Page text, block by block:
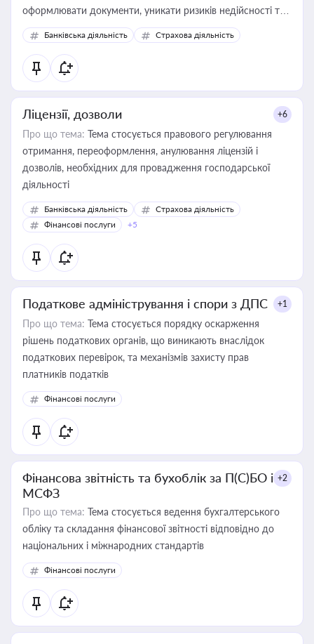
оформлювати документи, уникати ризиків недійсності та
забезпечувати їх належне прийняття органами влади та
контрагентами
Банківська діяльність Страхова діяльність
Ліцензії, дозволи +6
Про що тема: Тема стосується правового регулювання
отримання, переоформлення, анулювання ліцензій і
дозволів, необхідних для провадження господарської
діяльності
Банківська діяльність
Страхова діяльність
Фінансові послуги
+5
Податкове адміністрування і спори з ДПС +1
Про що тема: Тема стосується порядку оскарження
рішень податкових органів, що виникають внаслідок
податкових перевірок, та механізмів захисту прав
платників податків
Фінансові послуги
Фінансова звітність та бухоблік за П(С)БО і
МСФЗ
+2
Про що тема: Тема стосується ведення бухгалтерського
обліку та складання фінансової звітності відповідно до
національних і міжнародних стандартів
Фінансові послуги